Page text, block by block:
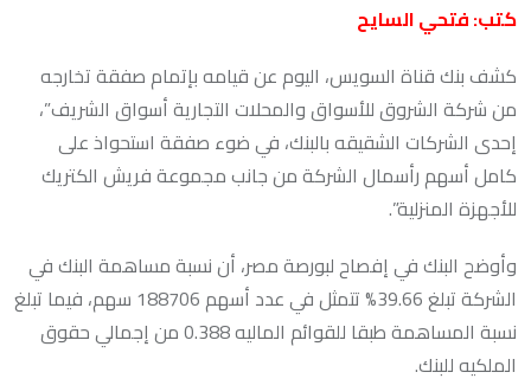
كتب: فتحي السايح
كشف بنك قناة السويس، اليوم عن قيامه بإتمام صفقة تخارجه
من شركة الشروق للأسواق والمحلات التجارية أسواق الشريف”،
إحدى الشركات الشقيقه بالبنك، في ضوء صفقة استحواذ على
كامل أسهم رأسمال الشركة من جانب مجموعة فريش الكتريك
للأجهزة المنزلية”.
وأوضح البنك في إفصاح لبورصة مصر، أن نسبة مساهمة البنك في
الشركة تبلغ 39.66% تتمثل في عدد أسهم 188706 سهم، فيما تبلغ
نسبة المساهمة طبقا للقوائم الماليه 0.388 من إجمالي حقوق
الملكيه للبنك.